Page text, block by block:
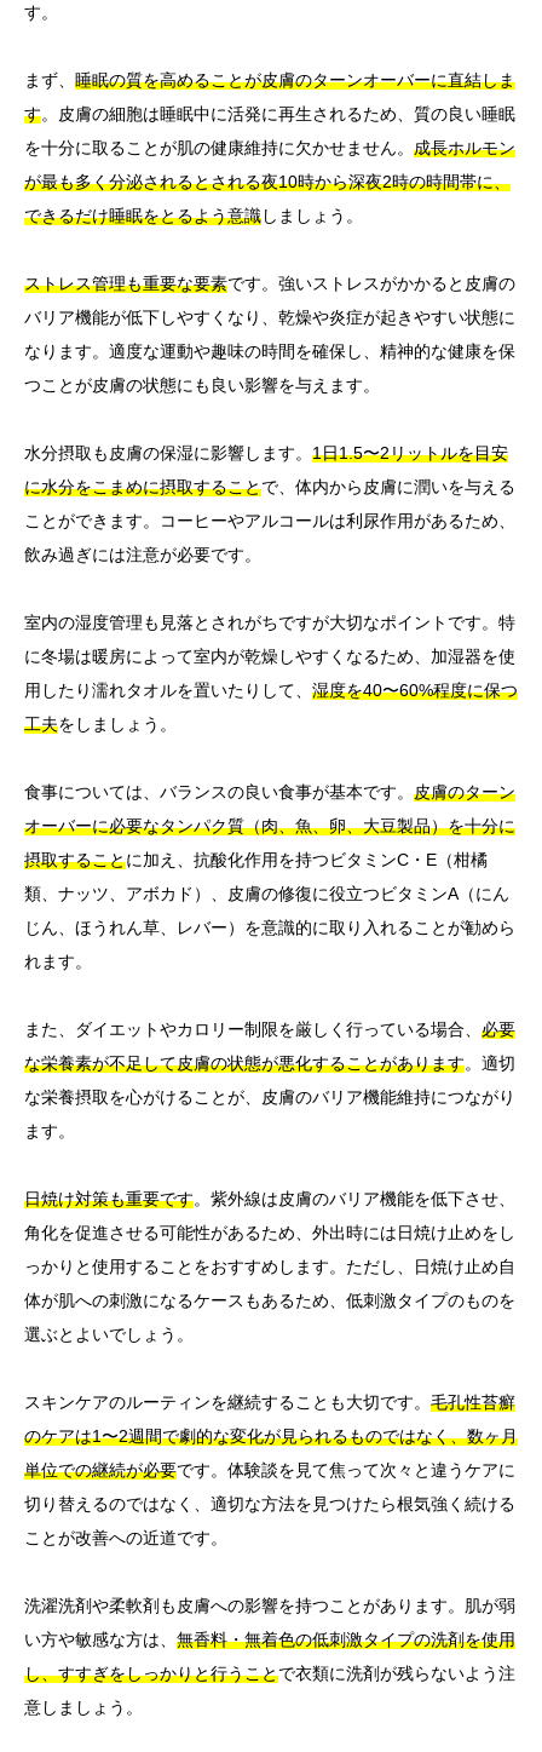
す。
まず、 睡眠の質を高めることが皮膚のターンオーバーに直結しま
す。皮膚の細胞は睡眠中に活発に再生されるため、質の良い睡眠
を十分に取ることが肌の健康維持に欠かせません。 成長ホルモン
が最も多く分泌されるとされる夜10時から深夜2時の時間帯に、
できるだけ睡眠をとるよう意識しましょう。
ストレス管理も重要な要素です。強いストレスがかかると皮膚の
バリア機能が低下しやすくなり、乾燥や炎症が起きやすい状態に
なります。適度な運動や趣味の時間を確保し、精神的な健康を保
つことが皮膚の状態にも良い影響を与えます。
水分摂取も皮膚の保湿に影響します。 1日1.5〜2リットルを目安
に水分をこまめに摂取することで、体内から皮膚に潤いを与える
ことができます。コーヒーやアルコールは利尿作用があるため、
飲み過ぎには注意が必要です。
室内の湿度管理も見落とされがちですが大切なポイントです。特
に冬場は暖房によって室内が乾燥しやすくなるため、加湿器を使
用したり濡れタオルを置いたりして、 湿度を40〜60%程度に保つ
工夫をしましょう。
食事については、バランスの良い食事が基本です。 皮膚のターン
オーバーに必要なタンパク質（肉、魚、卵、大豆製品）を十分に
摂取することに加え、抗酸化作用を持つビタミンC・E（柑橘
類、ナッツ、アボカド）、皮膚の修復に役立つビタミンA（にん
じん、ほうれん草、レバー）を意識的に取り入れることが勧めら
れます。
また、ダイエットやカロリー制限を厳しく行っている場合、 必要
な栄養素が不足して皮膚の状態が悪化することがあります。適切
な栄養摂取を心がけることが、皮膚のバリア機能維持につながり
ます。
日焼け対策も重要です。紫外線は皮膚のバリア機能を低下させ、
角化を促進させる可能性があるため、外出時には日焼け止めをし
っかりと使用することをおすすめします。ただし、日焼け止め自
体が肌への刺激になるケースもあるため、低刺激タイプのものを
選ぶとよいでしょう。
スキンケアのルーティンを継続することも大切です。 毛孔性苔癬
のケアは1〜2週間で劇的な変化が見られるものではなく、数ヶ月
単位での継続が必要です。体験談を見て焦って次々と違うケアに
切り替えるのではなく、適切な方法を見つけたら根気強く続ける
ことが改善への近道です。
洗濯洗剤や柔軟剤も皮膚への影響を持つことがあります。肌が弱
い方や敏感な方は、 無香料・無着色の低刺激タイプの洗剤を使用
し、すすぎをしっかりと行うことで衣類に洗剤が残らないよう注
意しましょう。